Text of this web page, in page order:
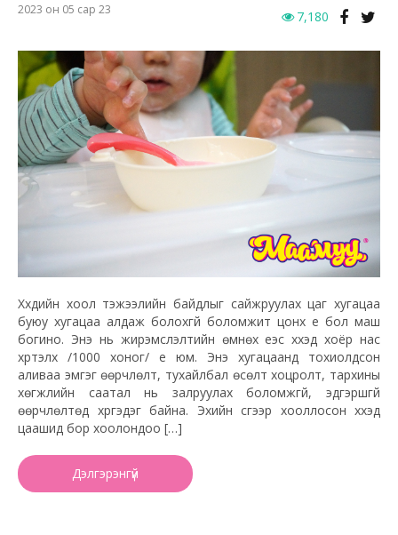
2023 он 05 сар 23 7,180
Хүүхдийн хоол тэжээлийн байдлыг сайжруулах цаг хугацаа
буюу хугацаа алдаж болохгүй боломжит цонх үе бол маш
богино. Энэ нь жирэмслэлтийн өмнөх үеэс хүүхэд хоёр нас
хүртэлх /1000 хоног/ үе юм. Энэ хугацаанд тохиолдсон
аливаа эмгэг өөрчлөлт, тухайлбал өсөлт хоцролт, тархины
хөгжлийн саатал нь залруулах боломжгүй, эдгэршгүй
өөрчлөлтөд хүргэдэг байна. Эхийн сүүгээр хооллосон хүүхэд
цаашид бор хоолондоо […]
Дэлгэрэнгүй